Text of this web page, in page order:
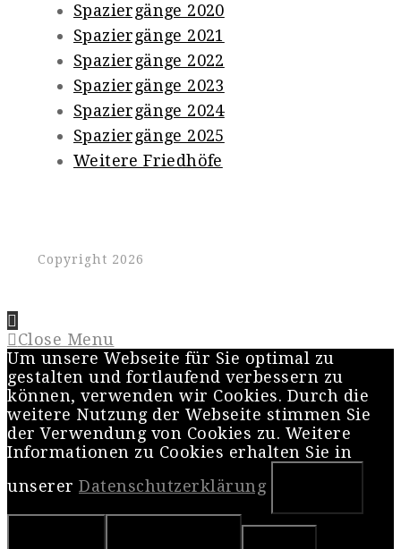
Spaziergänge 2020
Spaziergänge 2021
Spaziergänge 2022
Spaziergänge 2023
Spaziergänge 2024
Spaziergänge 2025
Weitere Friedhöfe
Copyright 2026
Close Menu
Um unsere Webseite für Sie optimal zu
gestalten und fortlaufend verbessern zu
können, verwenden wir Cookies. Durch die
weitere Nutzung der Webseite stimmen Sie
der Verwendung von Cookies zu. Weitere
Informationen zu Cookies erhalten Sie in
unserer Datenschutzerklärung